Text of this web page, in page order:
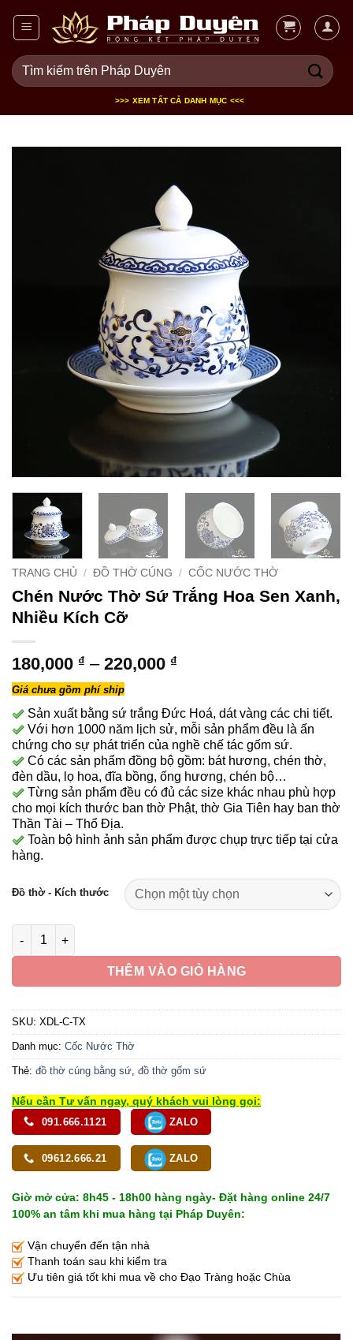
dung
Tìm
kiếm:
>>> XEM TẤT CẢ DANH MỤC <<<
TRANG CHỦ / ĐỒ THỜ CÚNG / CỐC NƯỚC THỜ
Chén Nước Thờ Sứ Trắng Hoa Sen Xanh,
Nhiều Kích Cỡ
180,000 ₫ – 220,000 ₫
180,000 ₫
đến
220,000 ₫
Giá chưa gồm phí ship
Sản xuất bằng sứ trắng Đức Hoá, dát vàng các chi tiết.
Với hơn 1000 năm lịch sử, mỗi sản phẩm đều là ấn
chứng cho sự phát triển của nghề chế tác gốm sứ.
Có các sản phẩm đồng bộ gồm: bát hương, chén thờ,
đèn dầu, lọ hoa, đĩa bồng, ống hương, chén bộ…
Từng sản phẩm đều có đủ các size khác nhau phù hợp
cho mọi kích thước ban thờ Phật, thờ Gia Tiên hay ban thờ
Thần Tài – Thổ Địa.
Toàn bộ hình ảnh sản phẩm được chụp trực tiếp tại cửa
hàng.
Đồ thờ - Kích thước
Chén Nước Thờ Sứ Trắng Hoa Sen Xanh, Nhiều Kích Cỡ số
THÊM VÀO GIỎ HÀNG
SKU: XDL-C-TX
Danh mục: Cốc Nước Thờ
Thẻ: đồ thờ cúng bằng sứ, đồ thờ gốm sứ
Nếu cần Tư vấn ngay, quý khách vui lòng gọi:
091.666.1121 ZALO
09612.666.21 ZALO
Giờ mở cửa: 8h45 - 18h00 hàng ngày- Đặt hàng online 24/7
100% an tâm khi mua hàng tại Pháp Duyên:
Vận chuyển đến tận nhà
Thanh toán sau khi kiểm tra
Ưu tiên giá tốt khi mua về cho Đạo Tràng hoặc Chùa